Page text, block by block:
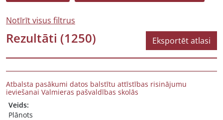
Notīrīt visus filtrus
Rezultāti (1250) Eksportēt atlasi
Atbalsta pasākumi datos balstītu attīstības risinājumu
ieviešanai Valmieras pašvaldības skolās
Veids:
Plānots